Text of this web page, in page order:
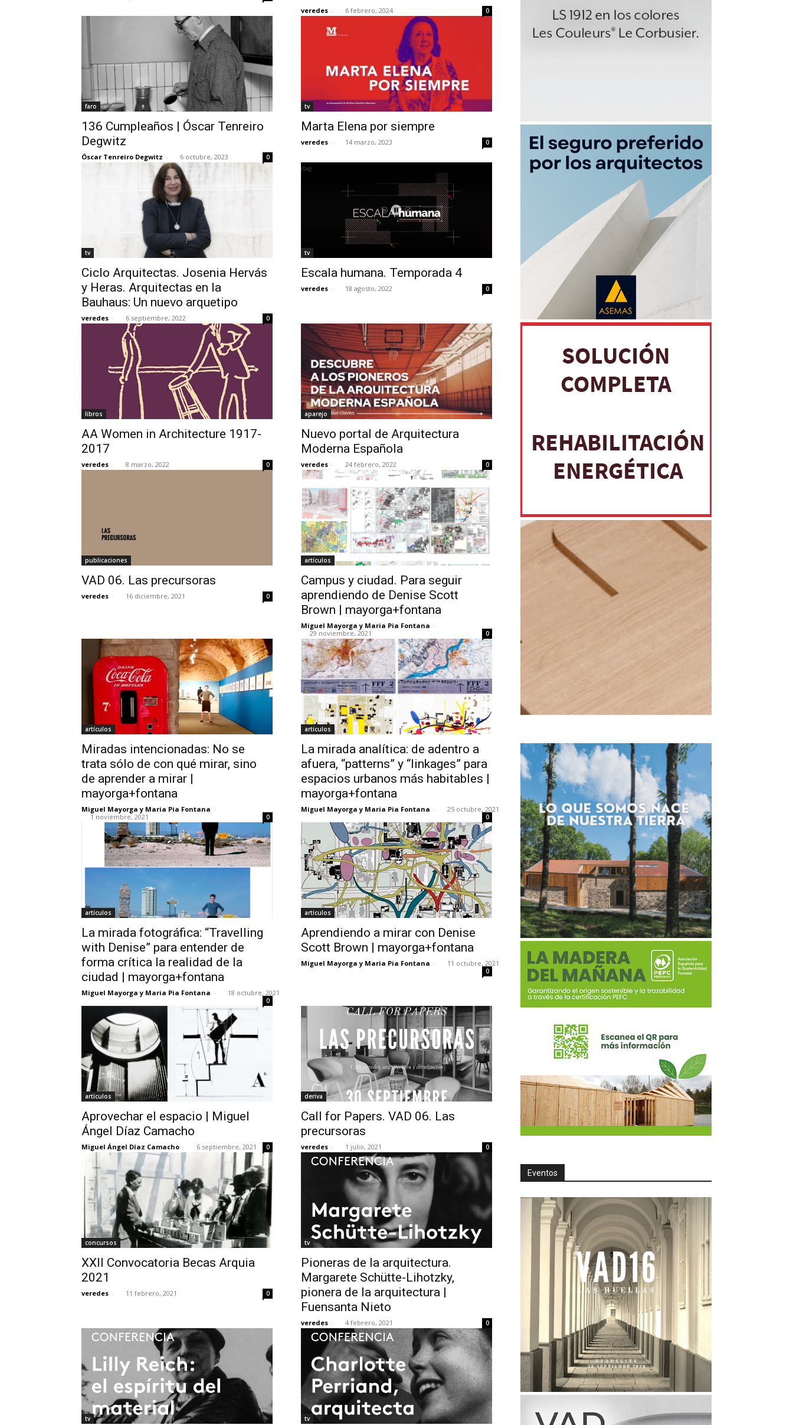
veredes - 6 febrero, 2024 0
faro
136 Cumpleaños | Óscar Tenreiro
Degwitz
Óscar Tenreiro Degwitz - 6 octubre, 2023 0
tv
Marta Elena por siempre
veredes - 14 marzo, 2023 0
tv
Ciclo Arquitectas. Josenia Hervás
y Heras. Arquitectas en la
Bauhaus: Un nuevo arquetipo
veredes - 6 septiembre, 2022 0
tv
Escala humana. Temporada 4
veredes - 18 agosto, 2022 0
libros
AA Women in Architecture 1917-
2017
veredes - 8 marzo, 2022 0
aparejo
Nuevo portal de Arquitectura
Moderna Española
veredes - 24 febrero, 2022 0
publicaciones
VAD 06. Las precursoras
veredes - 16 diciembre, 2021 0
artículos
Campus y ciudad. Para seguir
aprendiendo de Denise Scott
Brown | mayorga+fontana
Miguel Mayorga y Maria Pia Fontana -
29 noviembre, 2021
0
artículos
Miradas intencionadas: No se
trata sólo de con qué mirar, sino
de aprender a mirar |
mayorga+fontana
Miguel Mayorga y Maria Pia Fontana -
1 noviembre, 2021
0
artículos
La mirada analítica: de adentro a
afuera, “patterns” y “linkages” para
espacios urbanos más habitables |
mayorga+fontana
Miguel Mayorga y Maria Pia Fontana - 25 octubre, 2021
0
artículos
La mirada fotográfica: “Travelling
with Denise” para entender de
forma crítica la realidad de la
ciudad | mayorga+fontana
Miguel Mayorga y Maria Pia Fontana - 18 octubre, 2021
0
artículos
Aprendiendo a mirar con Denise
Scott Brown | mayorga+fontana
Miguel Mayorga y Maria Pia Fontana - 11 octubre, 2021
0
artículos
Aprovechar el espacio | Miguel
Ángel Díaz Camacho
Miguel Ángel Díaz Camacho - 6 septiembre, 2021 0
deriva
Call for Papers. VAD 06. Las
precursoras
veredes - 1 julio, 2021 0
concursos
XXII Convocatoria Becas Arquia
2021
veredes - 11 febrero, 2021 0
tv
Pioneras de la arquitectura.
Margarete Schütte-Lihotzky,
pionera de la arquitectura |
Fuensanta Nieto
veredes - 4 febrero, 2021 0
tv tv
Eventos